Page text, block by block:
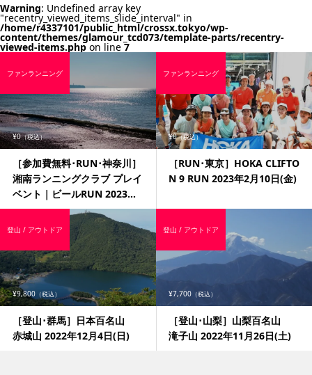
Warning: Undefined array key
"recentry_viewed_items_slide_interval" in
/home/r4337101/public_html/crossx.tokyo/wp-
content/themes/glamour_tcd073/template-parts/recentry-
viewed-items.phpon line7
¥0（税込）
［参加費無料･RUN･神奈川］
湘南ランニングクラブ プレイ
ベント｜ビールRUN 2023...
ファンランニング
¥0（税込）
［RUN･東京］HOKA CLIFTO
N 9 RUN 2023年2月10日(金)
ファンランニング
¥9,800 （税込）
［登山･群馬］日本百名山
赤城山 2022年12月4日(日)
登山 / アウトドア
¥7,700 （税込）
［登山･山梨］山梨百名山
滝子山 2022年11月26日(土)
登山 / アウトドア